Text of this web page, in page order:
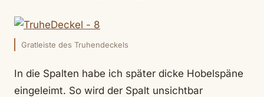
Gratleiste des Truhendeckels
In die Spalten habe ich später dicke Hobelspäne
eingeleimt. So wird der Spalt unsichtbar